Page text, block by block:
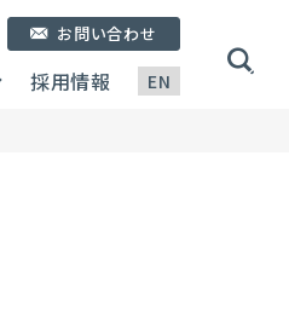
EN
採用情報
お問い合わせ